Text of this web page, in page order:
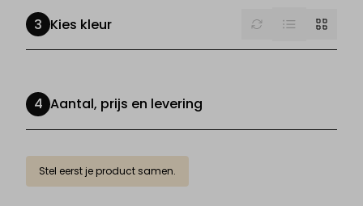
Kies kleur Reset List Grid
Aantal, prijs en levering
Stel eerst je product samen.